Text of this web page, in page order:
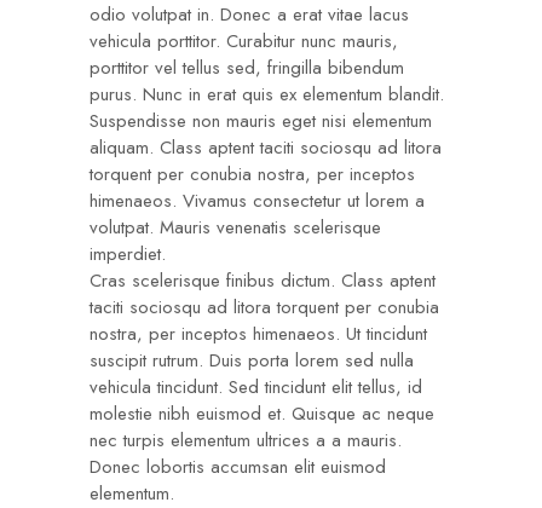
odio volutpat in. Donec a erat vitae lacus
vehicula porttitor. Curabitur nunc mauris,
porttitor vel tellus sed, fringilla bibendum
purus. Nunc in erat quis ex elementum blandit.
Suspendisse non mauris eget nisi elementum
aliquam. Class aptent taciti sociosqu ad litora
torquent per conubia nostra, per inceptos
himenaeos. Vivamus consectetur ut lorem a
volutpat. Mauris venenatis scelerisque
imperdiet.
Cras scelerisque finibus dictum. Class aptent
taciti sociosqu ad litora torquent per conubia
nostra, per inceptos himenaeos. Ut tincidunt
suscipit rutrum. Duis porta lorem sed nulla
vehicula tincidunt. Sed tincidunt elit tellus, id
molestie nibh euismod et. Quisque ac neque
nec turpis elementum ultrices a a mauris.
Donec lobortis accumsan elit euismod
elementum.